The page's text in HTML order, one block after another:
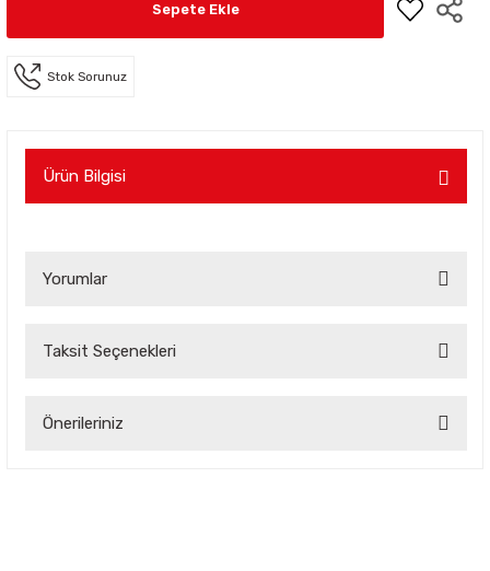
Sepete Ekle
Stok Sorunuz
Ürün Bilgisi
Yorumlar
Taksit Seçenekleri
Önerileriniz